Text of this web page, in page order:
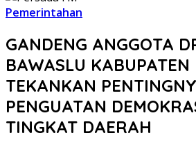
Pemerintahan
GANDENG ANGGOTA
BAWASLU KABUPATEN
TEKANKAN
PENGUATAN
TINGKAT DAERAH